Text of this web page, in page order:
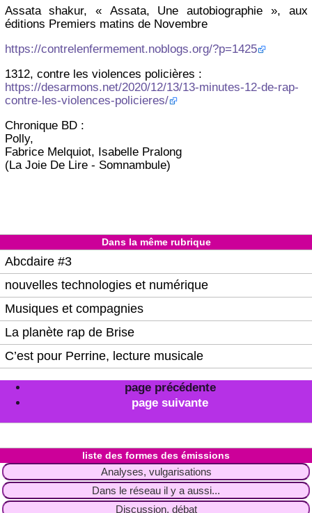
Assata shakur, « Assata, Une autobiographie », aux
éditions Premiers matins de Novembre
https://contrelenfermement.noblogs.org/?p=1425
1312, contre les violences policières :
https://desarmons.net/2020/12/13/13-minutes-12-de-rap-
contre-les-violences-policieres/
Chronique BD :
Polly,
Fabrice Melquiot, Isabelle Pralong
(La Joie De Lire - Somnambule)
Dans la même rubrique
Abcdaire #3
nouvelles technologies et numérique
Musiques et compagnies
La planète rap de Brise
C’est pour Perrine, lecture musicale
page précédente
page suivante
liste des formes des émissions
Analyses, vulgarisations
Dans le réseau il y a aussi...
Discussion, débat